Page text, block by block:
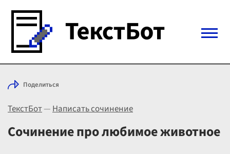
Войти с Telegram
Выбрать режим
Цены
Поделиться
ТекстБот—Написать сочинение
Сочинение про любимое животное